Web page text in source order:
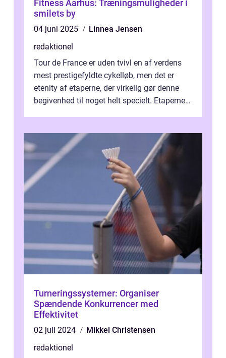
Fitness Aarhus: Træningsmuligheder i
smilets by
04 juni 2025
Linnea Jensen
redaktionel
Tour de France er uden tvivl en af verdens
mest prestigefyldte cykelløb, men det er
etenity af etaperne, der virkelig gør denne
begivenhed til noget helt specielt. Etaperne i
Turneringssystemer: Organiser
Spændende Konkurrencer med
Effektivitet
02 juli 2024
Mikkel Christensen
redaktionel